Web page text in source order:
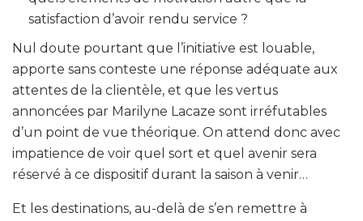
satisfaction d’avoir rendu service ?
Nul doute pourtant que l’initiative est louable,
apporte sans conteste une réponse adéquate aux
attentes de la clientèle, et que les vertus
annoncées par Marilyne Lacaze sont irréfutables
d’un point de vue théorique. On attend donc avec
impatience de voir quel sort et quel avenir sera
réservé à ce dispositif durant la saison à venir…
Et les destinations, au-delà de s’en remettre à